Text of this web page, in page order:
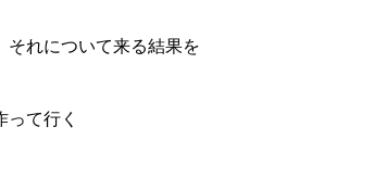
れについて来る結果を
って行く